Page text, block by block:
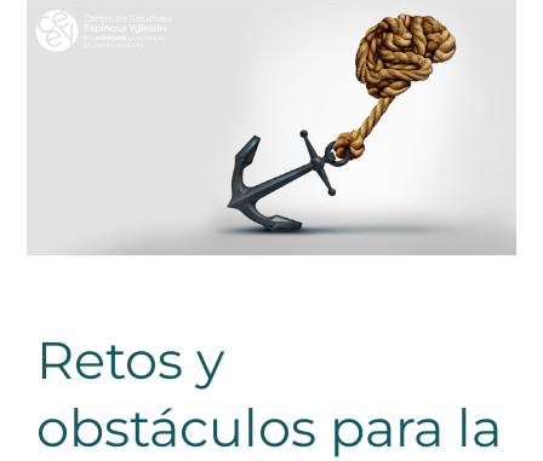
Ver
Imagen
Retos y
obstáculos para la